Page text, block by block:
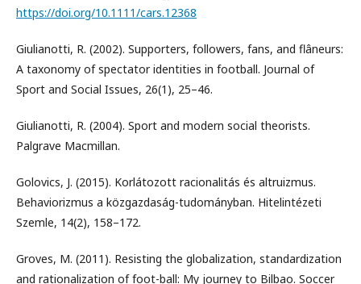
https://doi.org/10.1111/cars.12368
Giulianotti, R. (2002). Supporters, followers, fans, and flâneurs:
A taxonomy of spectator identities in football. Journal of
Sport and Social Issues, 26(1), 25–46.
Giulianotti, R. (2004). Sport and modern social theorists.
Palgrave Macmillan.
Golovics, J. (2015). Korlátozott racionalitás és altruizmus.
Behaviorizmus a közgazdaság-tudományban. Hitelintézeti
Szemle, 14(2), 158–172.
Groves, M. (2011). Resisting the globalization, standardization
and rationalization of foot-ball: My journey to Bilbao. Soccer